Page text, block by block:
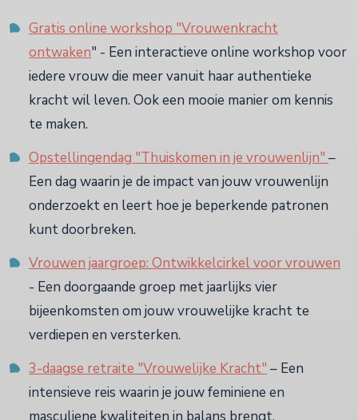
Gratis online workshop "Vrouwenkracht
ontwaken" - Een interactieve online workshop voor
iedere vrouw die meer vanuit haar authentieke
kracht wil leven. Ook een mooie manier om kennis
te maken.
Opstellingendag "Thuiskomen in je vrouwenlijn" –
Een dag waarin je de impact van jouw vrouwenlijn
onderzoekt en leert hoe je beperkende patronen
kunt doorbreken.
Vrouwen jaargroep: Ontwikkelcirkel voor vrouwen
- Een doorgaande groep met jaarlijks vier
bijeenkomsten om jouw vrouwelijke kracht te
verdiepen en versterken.
3-daagse retraite "Vrouwelijke Kracht" – Een
intensieve reis waarin je jouw feminiene en